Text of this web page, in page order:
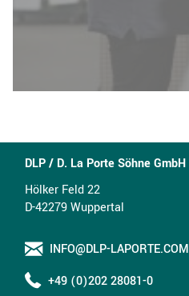
DLP / D. La Porte Söhne GmbH
Hölker Feld 22
D-42279 Wuppertal
INFO@DLP-LAPORTE.COM
+49 (0)202 28081-0